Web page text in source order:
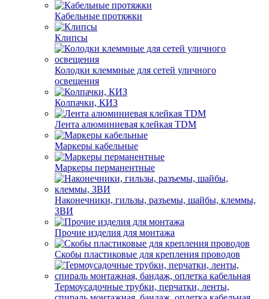
Кабельные протяжки
Клипсы
Колодки клеммные для сетей уличного
освещения
Колпачки, КИЗ
Лента алюминиевая клейкая TDM
Маркеры кабельные
Маркеры перманентные
Наконечники, гильзы, разъемы, шайбы, клеммы,
ЗВИ
Прочие изделия для монтажа
Скобы пластиковые для крепления проводов
Термоусадочные трубки, перчатки, ленты,